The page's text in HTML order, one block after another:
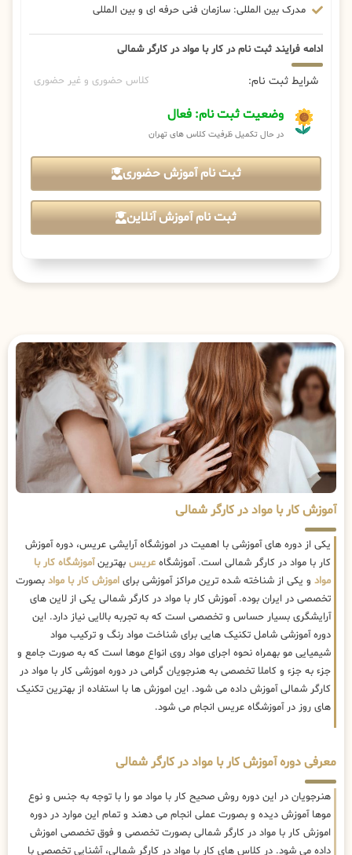
مدرک بین المللی: سازمان فنی حرفه ای و بین المللی
ادامه فرایند ثبت نام در کار با مواد در کارگر شمالی
شرایط ثبت نام: کلاس حضوری و غیر حضوری
وضعیت ثبت نام: فعال
در حال تکمیل ظرفیت کلاس های تهران
ثبت نام آموزش حضوری
ثبت نام آموزش آنلاین
آموزش کار با مواد در کارگر شمالی
یکی از دوره های آموزشی با اهمیت در اموزشگاه آرایشی عریس، دوره آموزش
کار با مواد در کارگر شمالی است. آموزشگاه عریس بهترینآموزشگاه کار با
مواد و یکی از شناخته شده ترین مراکز آموزشی برای اموزش کار با مواد بصورت
تخصصی در ایران بوده. آموزش کار با مواد در کارگر شمالی یکی از لاین های
آرایشگری بسیار حساس و تخصصی است که به تجربه بالایی نیاز دارد. این
دوره آموزشی شامل تکنیک هایی برای شناخت مواد رنگ و ترکیب مواد
شیمیایی مو بهمراه نحوه اجرای مواد روی انواع موها است که به صورت جامع و
جزء به جزء و کاملا تخصصی به هنرجویان گرامی در دوره اموزشی کار با مواد در
کارگر شمالی آموزش داده می شود. این اموزش ها با استفاده از بهترین تکنیک
های روز در آموزشگاه عریس انجام می شود.
معرفی دوره آموزش کار با مواد در کارگر شمالی
هنرجویان در این دوره روش صحیح کار با مواد مو را با توجه به جنس و نوع
موها آموزش دیده و بصورت عملی انجام می دهند و تمام این موارد در دوره
اموزش کار با مواد در کارگر شمالی بصورت تخصصی و فوق تخصصی اموزش
داده می شود. در کلاس های کار با مواد در کارگر شمالی، آشنایی تخصصی با